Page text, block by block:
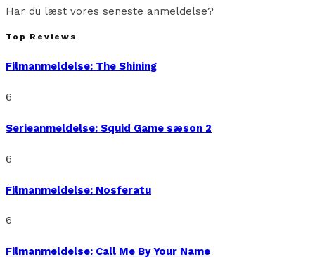
Har du læst vores seneste anmeldelse?
Top Reviews
Filmanmeldelse: The Shining
6
Serieanmeldelse: Squid Game sæson 2
6
Filmanmeldelse: Nosferatu
6
Filmanmeldelse: Call Me By Your Name